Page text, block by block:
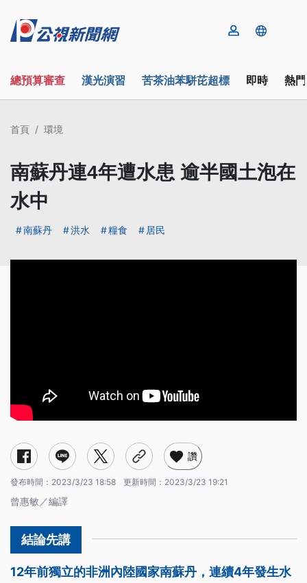
總預算審查 漢光演習 苦茶油苯駢芘超標 即時 熱
首頁 環境
南蘇丹連4年遭水患 逾半國土泡在
水中
南蘇丹 洪水 糧食 居民
讚
發布時間： 2023/3/23 18:58 更新時間： 2023/3/23 19:21
曾惠敏／編譯
12年前獨立的非洲內陸國家南蘇丹，連續4年發生水